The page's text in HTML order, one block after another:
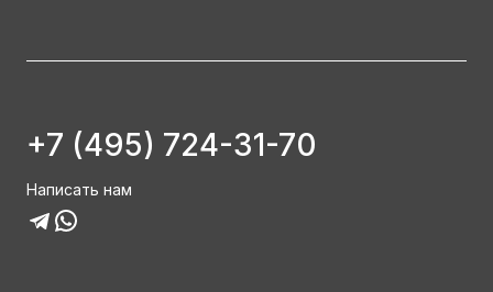
+7 (495) 724-31-70
Написать нам